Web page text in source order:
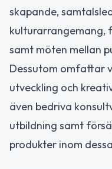
skapande,
kulturarrangemang,
samt möten mellan
Dessutom omfattar
utveckling och
även bedriva
utbildning samt
produkter inom